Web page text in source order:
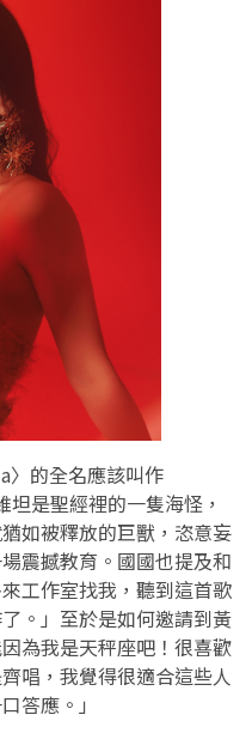
〉的全名應該叫作
坦是聖經裡的一隻海怪，
如被釋放的巨獸，恣意妄
震撼教育。國國也提及和
工作室找我，聽到這首歌
。」至於是如何邀請到黃
為我是天秤座吧！很喜歡
唱，我覺得很適合這些人
答應。」